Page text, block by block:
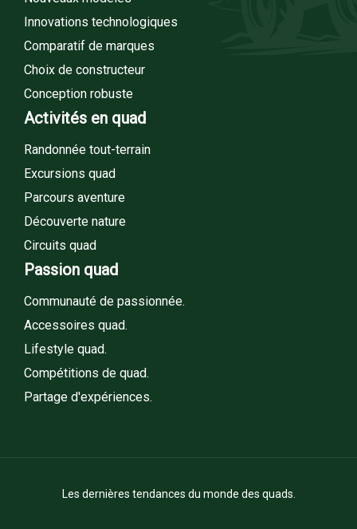
Innovations technologiques
Comparatif de marques
Choix de constructeur
Conception robuste
Activités en quad
Randonnée tout-terrain
Excursions quad
Parcours aventure
Découverte nature
Circuits quad
Passion quad
Communauté de passionnée.
Accessoires quad.
Lifestyle quad.
Compétitions de quad.
Partage d'expériences.
Les dernières tendances du monde des quads.